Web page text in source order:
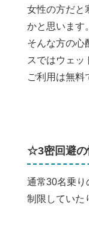
女性の方だと
かと思います。
そんな方の心
スではウェッ
ご利用は無料
☆3密回避
通常30名乗り
制限していた